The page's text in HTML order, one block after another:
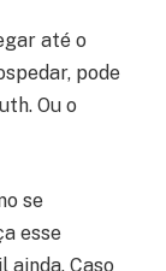
até o
pode
Ou o
se
esse
ainda. Caso